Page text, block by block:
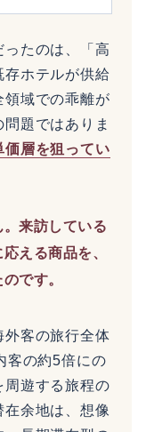
たのは、「高
存ホテルが供給
領域での乖離が
題ではありま
価層を狙ってい
来訪している
える商品を、
です。
外客の旅行全体
客の約5倍にの
周遊する旅程の
余地は、想像